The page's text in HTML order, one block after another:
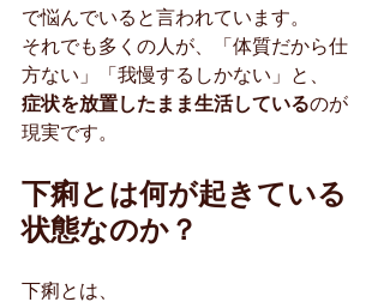
で悩んでいると言われています。
それでも多くの人が、「体質だから仕
方ない」「我慢するしかない」と、
症状を放置したまま生活しているのが
現実です。
下痢とは何が起きている
状態なのか？
下痢とは、